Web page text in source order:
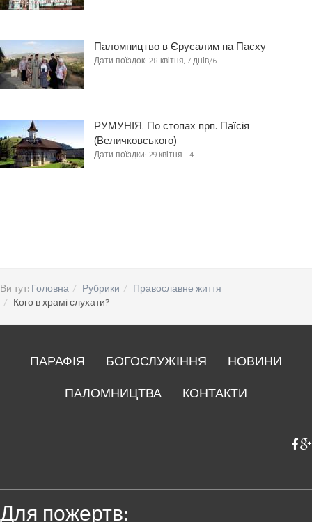
Паломництво в Єрусалим на Пасху
Дати поїздок: 28 квітня, 7 днів/6…
РУМУНІЯ. По стопах прп. Паїсія
(Величковського)
Дати поїздки: 29 квітня - 4…
Ви тут: Головна Рубрики
Православне життя
Кого в храмі слухати?
ПАРАФІЯ БОГОСЛУЖІННЯ
НОВИНИ
ПАЛОМНИЦТВА
КОНТАКТИ
Для пожертв: